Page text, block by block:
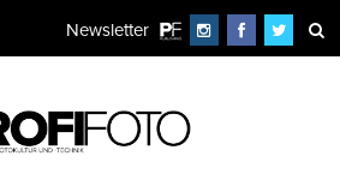
Newsletter